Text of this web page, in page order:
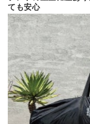
ても安心